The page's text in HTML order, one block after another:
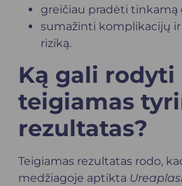
greičiau pradėti tinkamą
sumažinti komplikacijų
riziką.
Ką gali rodyti
teigiamas
rezultatas?
Teigiamas rezultatas rodo,
medžiagoje aptikta